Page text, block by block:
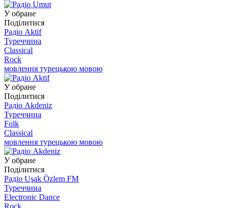
У обране
Поділитися
Радіо Aktif
Туреччина
Classical
Rock
мовлення турецькою мовою
У обране
Поділитися
Радіо Akdeniz
Туреччина
Folk
Classical
мовлення турецькою мовою
У обране
Поділитися
Радіо Uşak Özlem FM
Туреччина
Electronic Dance
Rock